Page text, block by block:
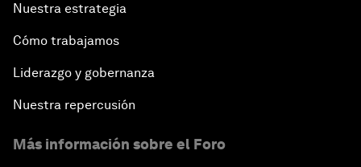
Nuestra estrategia
Cómo trabajamos
Liderazgo y gobernanza
Nuestra repercusión
Más información sobre el Foro